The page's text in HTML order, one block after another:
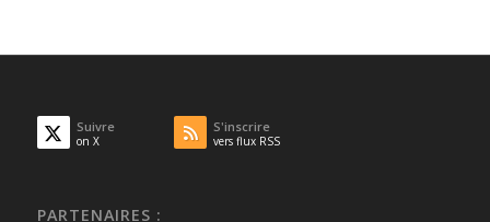
Suivre
on X
S'inscrire
vers flux RSS
PARTENAIRES :